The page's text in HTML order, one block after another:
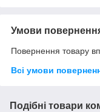
Умови
Повернення товару
Всі умови
Подібні товари